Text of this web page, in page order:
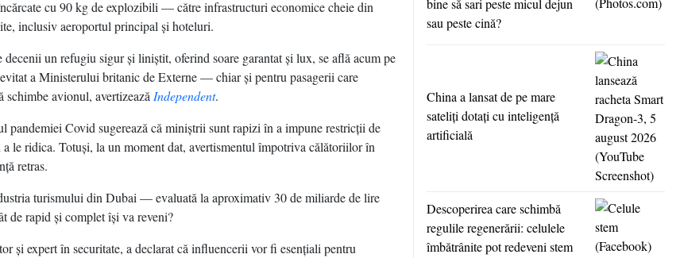
cu 90 kg de explozibili — către infrastructuri economice cheie din
inclusiv aeroportul principal şi hoteluri.
decenii un refugiu sigur şi liniştit, oferind soare garantat şi lux, se află acum pe
a Ministerului britanic de Externe — chiar şi pentru pasagerii care
schimbe avionul, avertizează Independent.
pandemiei Covid sugerează că miniştrii sunt rapizi în a impune restricţii de
le ridica. Totuşi, la un moment dat, avertismentul împotriva călătoriilor în
retras.
turismului din Dubai — evaluată la aproximativ 30 de miliarde de lire
de rapid şi complet îşi va reveni?
şi expert în securitate, a declarat că influencerii vor fi esenţiali pentru
bine să sari peste micul dejun
sau peste cină?
China a lansat de pe mare
sateliţi dotaţi cu inteligenţă
artificială
Descoperirea care schimbă
regulile regenerării: celulele
îmbătrânite pot redeveni stem